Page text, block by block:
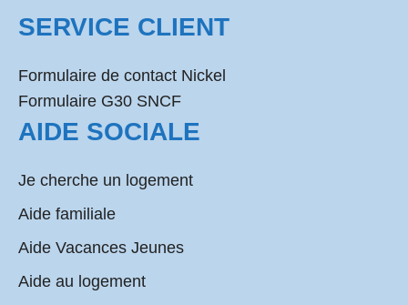
SERVICE CLIENT
Formulaire de contact Nickel
Formulaire G30 SNCF
AIDE SOCIALE
Je cherche un logement
Aide familiale
Aide Vacances Jeunes
Aide au logement